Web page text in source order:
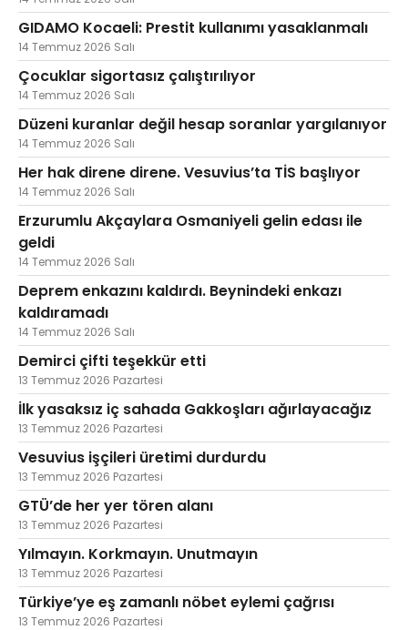
GIDAMO Kocaeli: Prestit kullanımı yasaklanmalı
14 Temmuz 2026 Salı
Çocuklar sigortasız çalıştırılıyor
14 Temmuz 2026 Salı
Düzeni kuranlar değil hesap soranlar yargılanıyor
14 Temmuz 2026 Salı
Her hak direne direne. Vesuvius’ta TİS başlıyor
14 Temmuz 2026 Salı
Erzurumlu Akçaylara Osmaniyeli gelin edası ile
geldi
14 Temmuz 2026 Salı
Deprem enkazını kaldırdı. Beynindeki enkazı
kaldıramadı
14 Temmuz 2026 Salı
Demirci çifti teşekkür etti
13 Temmuz 2026 Pazartesi
İlk yasaksız iç sahada Gakkoşları ağırlayacağız
13 Temmuz 2026 Pazartesi
Vesuvius işçileri üretimi durdurdu
13 Temmuz 2026 Pazartesi
GTÜ’de her yer tören alanı
13 Temmuz 2026 Pazartesi
Yılmayın. Korkmayın. Unutmayın
13 Temmuz 2026 Pazartesi
Türkiye’ye eş zamanlı nöbet eylemi çağrısı
13 Temmuz 2026 Pazartesi